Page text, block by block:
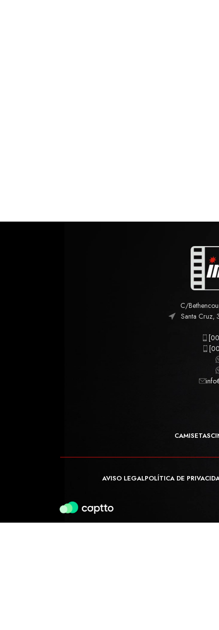
C/
Santa Cruz,
CAMISETAS
AVISO LEGALPOLÍTICA DE